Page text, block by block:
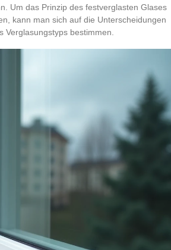
Um das Prinzip des festverglasten Glases
kann man sich auf die Unterscheidungen
Verglasungstyps bestimmen.